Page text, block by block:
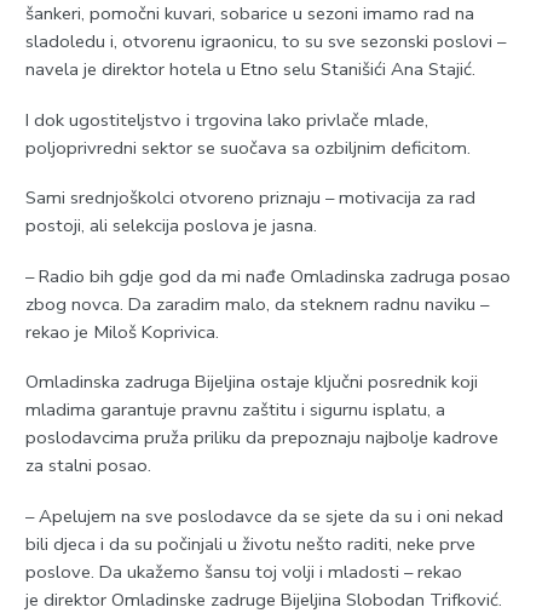
šankeri, pomočni kuvari, sobarice u sezoni imamo rad na
sladoledu i, otvorenu igraonicu, to su sve sezonski poslovi –
navela je direktor hotela u Etno selu Stanišići Ana Stajić.
I dok ugostiteljstvo i trgovina lako privlače mlade,
poljoprivredni sektor se suočava sa ozbiljnim deficitom.
Sami srednjoškolci otvoreno priznaju – motivacija za rad
postoji, ali selekcija poslova je jasna.
– Radio bih gdje god da mi nađe Omladinska zadruga posao
zbog novca. Da zaradim malo, da steknem radnu naviku –
rekao je Miloš Koprivica.
Omladinska zadruga Bijeljina ostaje ključni posrednik koji
mladima garantuje pravnu zaštitu i sigurnu isplatu, a
poslodavcima pruža priliku da prepoznaju najbolje kadrove
za stalni posao.
– Apelujem na sve poslodavce da se sjete da su i oni nekad
bili djeca i da su počinjali u životu nešto raditi, neke prve
poslove. Da ukažemo šansu toj volji i mladosti – rekao
je direktor Omladinske zadruge Bijeljina Slobodan Trifković.